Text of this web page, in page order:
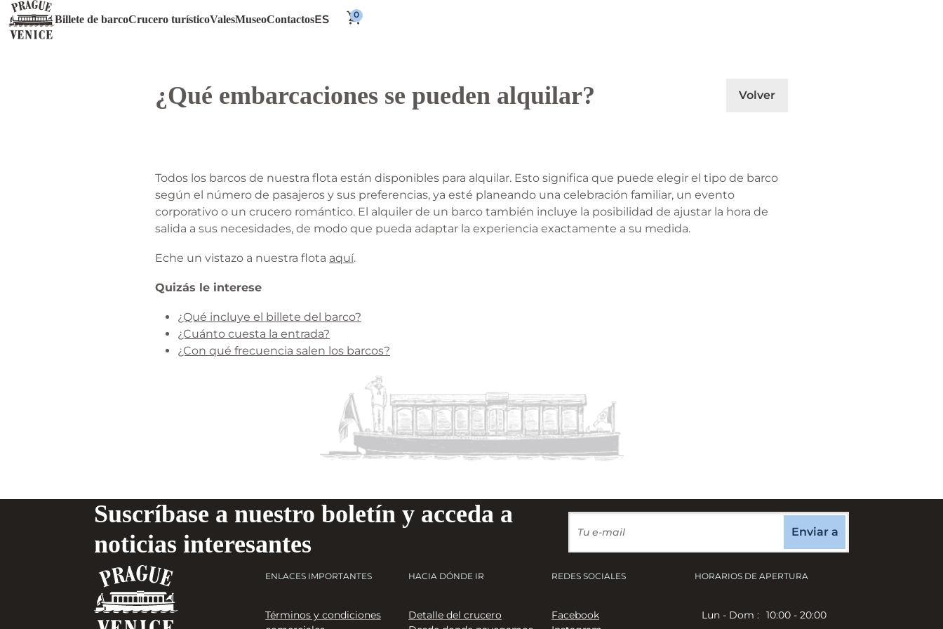
Billete de barcoCrucero turísticoValesMuseoContactosES
¿Qué embarcaciones se pueden alquilar? Volver
Todos los barcos de nuestra flota están disponibles para alquilar. Esto significa que puede elegir el tipo de barco
según el número de pasajeros y sus preferencias, ya esté planeando una celebración familiar, un evento
corporativo o un crucero romántico. El alquiler de un barco también incluye la posibilidad de ajustar la hora de
salida a sus necesidades, de modo que pueda adaptar la experiencia exactamente a su medida.
Eche un vistazo a nuestra flota aquí.
Quizás le interese
¿Qué incluye el billete del barco?
¿Cuánto cuesta la entrada?
¿Con qué frecuencia salen los barcos?
Suscríbase a nuestro boletín y acceda a
noticias interesantes
Enviar a
ENLACES IMPORTANTES
Términos y condiciones
HACIA DÓNDE IR
Detalle del crucero
REDES SOCIALES
Facebook
HORARIOS DE APERTURA
Lun - Dom : 10:00 - 20:00